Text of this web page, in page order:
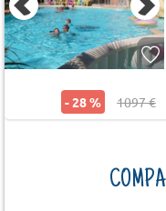
- 28 % 1097 €